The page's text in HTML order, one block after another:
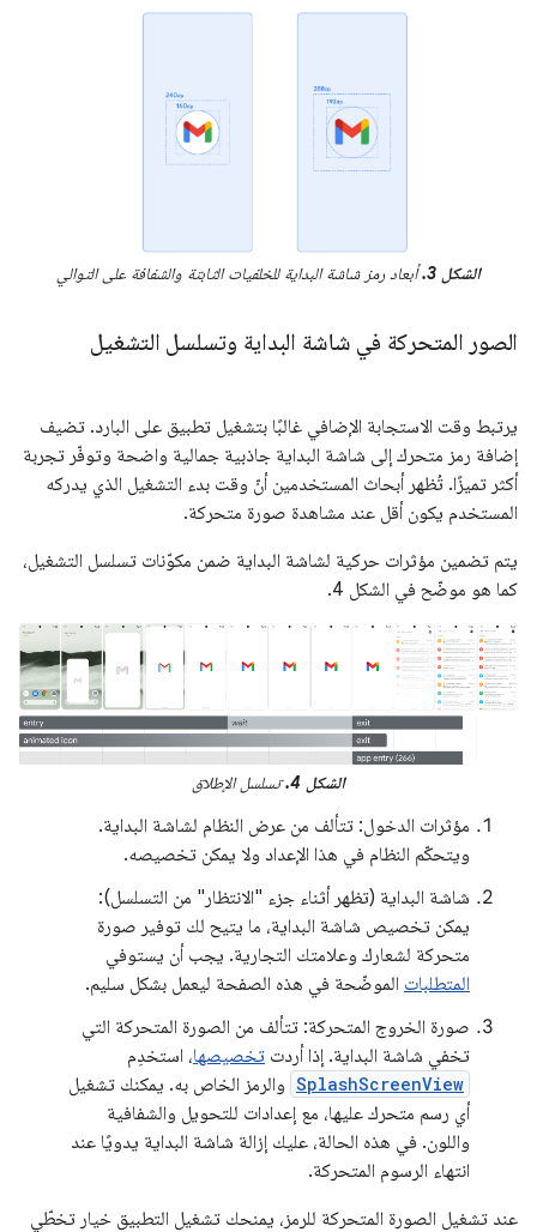
الشكل 3. أبعاد رمز شاشة البداية للخلفيات الثابتة والشفافة على التوالي
الصور المتحركة في شاشة البداية وتسلسل التشغيل
يرتبط وقت الاستجابة الإضافي غالبًا بتشغيل تطبيق على البارد. تضيف
إضافة رمز متحرك إلى شاشة البداية جاذبية جمالية واضحة وتوفّر تجربة
أكثر تميزًا. تُظهر أبحاث المستخدمين أنّ وقت بدء التشغيل الذي يدركه
المستخدم يكون أقل عند مشاهدة صورة متحركة.
يتم تضمين مؤثرات حركية لشاشة البداية ضمن مكوّنات تسلسل التشغيل،
كما هو موضّح في الشكل 4.
الشكل 4. تسلسل الإطلاق
مؤثرات الدخول: تتألف من عرض النظام لشاشة البداية.
ويتحكّم النظام في هذا الإعداد ولا يمكن تخصيصه.
شاشة البداية (تظهر أثناء جزء "الانتظار" من التسلسل):
يمكن تخصيص شاشة البداية، ما يتيح لك توفير صورة
متحركة لشعارك وعلامتك التجارية. يجب أن يستوفي
المتطلبات الموضّحة في هذه الصفحة ليعمل بشكل سليم.
صورة الخروج المتحركة: تتألف من الصورة المتحركة التي
تخفي شاشة البداية. إذا أردت تخصيصها، استخدِم
SplashScreenView والرمز الخاص به. يمكنك تشغيل
أي رسم متحرك عليها، مع إعدادات للتحويل والشفافية
واللون. في هذه الحالة، عليك إزالة شاشة البداية يدويًا عند
انتهاء الرسوم المتحركة.
عند تشغيل الصورة المتحركة للرمز، يمنحك تشغيل التطبيق خيار تخطّي